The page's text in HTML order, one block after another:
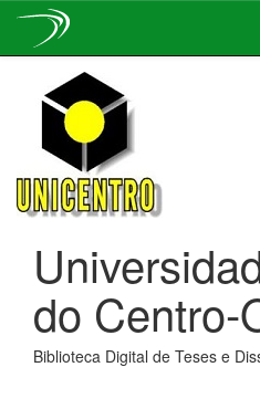
navigation
do Centro-
Biblioteca Digital de Teses e